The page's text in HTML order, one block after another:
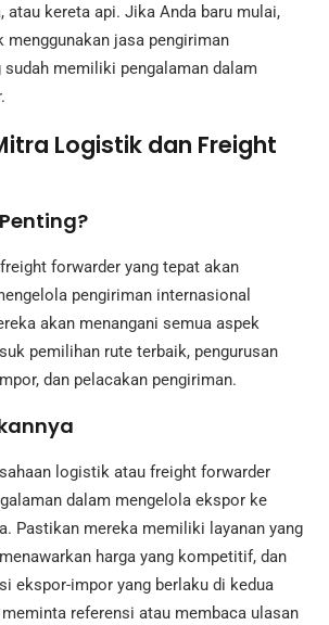
atau kereta api. Jika Anda baru mulai,
menggunakan jasa pengiriman
sudah memiliki pengalaman dalam
Logistik dan Freight
forwarder yang tepat akan
pengiriman internasional
akan menangani semua aspek
pemilihan rute terbaik, pengurusan
dan pelacakan pengiriman.
logistik atau freight forwarder
dalam mengelola ekspor ke
Pastikan mereka memiliki layanan yang
harga yang kompetitif, dan
ekspor-impor yang berlaku di kedua
referensi atau membaca ulasan